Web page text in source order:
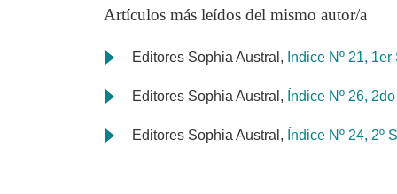
Artículos más leídos del mismo autor/a
Editores Sophia Austral, Indice Nº 21,
Editores Sophia Austral, Índice Nº 26,
Editores Sophia Austral, Índice Nº 24, 2º